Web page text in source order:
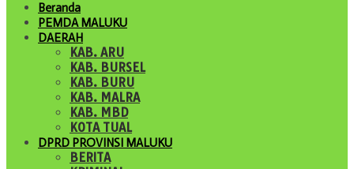
Beranda
PEMDA MALUKU
DAERAH
KAB. ARU
KAB. BURSEL
KAB. BURU
KAB. MALRA
KAB. MBD
KOTA TUAL
DPRD PROVINSI MALUKU
BERITA